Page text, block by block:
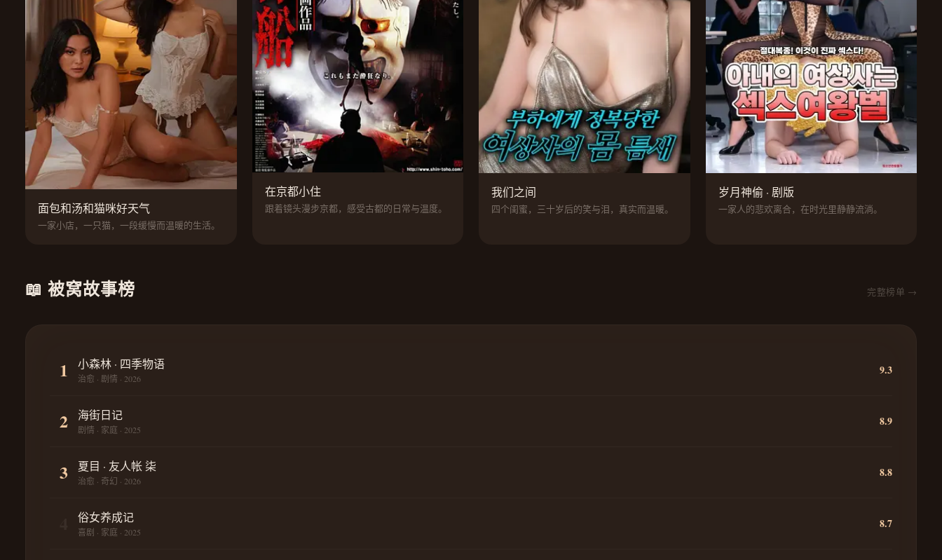
面包和汤和猫咪好天气
一家小店，一只猫，一段缓慢而温暖的生活。
在京都小住
跟着镜头漫步京都，感受古都的日常与温度。
我们之间
四个闺蜜，三十岁后的笑与泪，真实而温暖。
岁月神偷 · 剧版
一家人的悲欢离合，在时光里静静流淌。
📖 被窝故事榜 完整榜单 →
1 小森林 · 四季物语
治愈 · 剧情 · 2026
9.3
2 海街日记
剧情 · 家庭 · 2025
8.9
3 夏目 · 友人帐 柒
治愈 · 奇幻 · 2026
8.8
俗女养成记
喜剧 · 家庭 · 2025
8.7